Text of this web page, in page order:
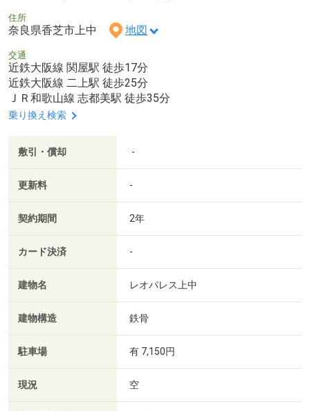
住所
奈良県香芝市上中 地図
交通
近鉄大阪線 関屋駅 徒歩17分
近鉄大阪線 二上駅 徒歩25分
ＪＲ和歌山線 志都美駅 徒歩35分
乗り換え検索
敷引・償却 -
更新料 -
契約期間 2年
カード決済 -
建物名 レオパレス上中
建物構造 鉄骨
駐車場 有 7,150円
現況 空